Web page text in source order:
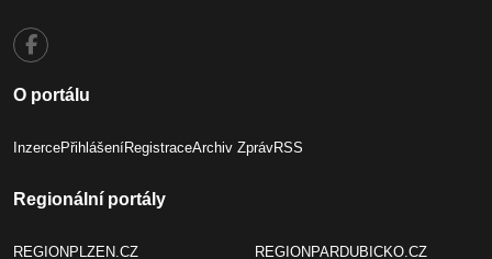
O portálu
InzercePřihlášeníRegistraceArchiv ZprávRSS
Regionální portály
REGIONPLZEN.CZ REGIONPARDUBICKO.CZ